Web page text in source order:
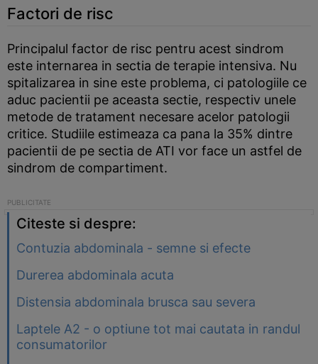
Factori de risc
Principalul factor de risc pentru acest sindrom
este internarea in sectia de terapie intensiva. Nu
spitalizarea in sine este problema, ci patologiile ce
aduc pacientii pe aceasta sectie, respectiv unele
metode de tratament necesare acelor patologii
critice. Studiile estimeaza ca pana la 35% dintre
pacientii de pe sectia de ATI vor face un astfel de
sindrom de compartiment.
Citeste si despre:
Contuzia abdominala - semne si efecte
Durerea abdominala acuta
Distensia abdominala brusca sau severa
Laptele A2 - o optiune tot mai cautata in randul
consumatorilor